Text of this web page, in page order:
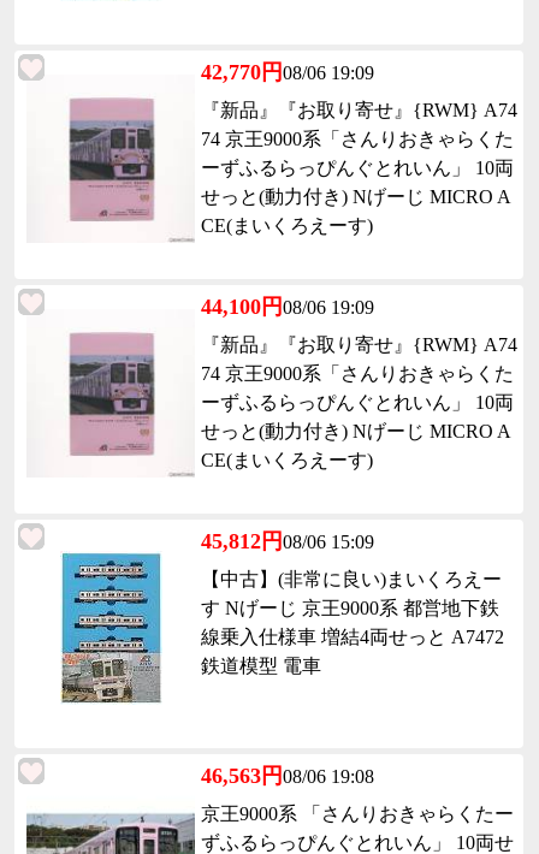
42,770円08/06 19:09
『新品』『お取り寄せ』{RWM} A74
74 京王9000系「さんりおきゃらくた
ーずふるらっぴんぐとれいん」 10両
せっと(動力付き) Nげーじ MICRO A
CE(まいくろえーす)
44,100円08/06 19:09
『新品』『お取り寄せ』{RWM} A74
74 京王9000系「さんりおきゃらくた
ーずふるらっぴんぐとれいん」 10両
せっと(動力付き) Nげーじ MICRO A
CE(まいくろえーす)
45,812円08/06 15:09
【中古】(非常に良い)まいくろえー
す Nげーじ 京王9000系 都営地下鉄
線乗入仕様車 増結4両せっと A7472
鉄道模型 電車
46,563円08/06 19:08
京王9000系 「さんりおきゃらくたー
ずふるらっぴんぐとれいん」 10両せ